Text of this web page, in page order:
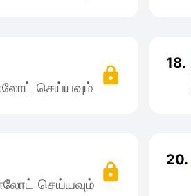
செய்யவும்
18.
செய்யவும்
20.